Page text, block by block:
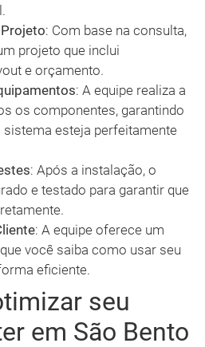
: Com base na consulta,
projeto que inclui
e orçamento.
: A equipe realiza a
os componentes, garantindo
sistema esteja perfeitamente
: Após a instalação, o
e testado para garantir que
: A equipe oferece um
você saiba como usar seu
eficiente.
seu
em São Bento